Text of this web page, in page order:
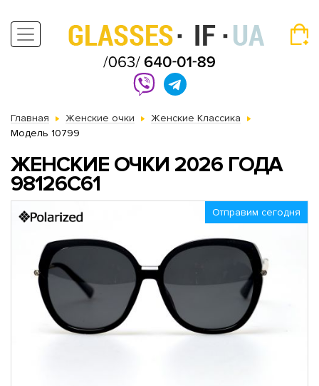
Главная Женские очки
Женские Классика
Модель 10799
ЖЕНСКИЕ ОЧКИ 2026 ГОДА
98126C61
Отправим сегодня